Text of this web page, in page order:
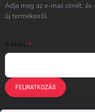
Adja meg az e-mail címét,
új termékeiről.
E-MAIL
FELIRATKOZÁS